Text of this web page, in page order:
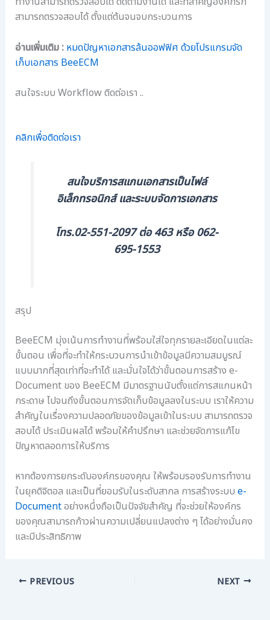
สามารถตรวจสอบได้ ตั้งแต่ต้นจนจบกระบวนการ
อ่านเพิ่มเติม : หมดปัญหาเอกสารล้นออฟฟิศ ด้วยโปรแกรมจัด
เก็บเอกสาร BeeECM
สนใจระบบ Workflow ติดต่อเรา ..
คลิกเพื่อติดต่อเรา
สนใจบริการสแกนเอกสารเป็นไฟล์
อิเล็กทรอนิกส์ และระบบจัดการเอกสาร
โทร.02-551-2097 ต่อ 463 หรือ 062-
695-1553
สรุป
BeeECM มุ่งเน้นการทำงานที่พร้อมใส่ใจทุกรายละเอียดในแต่ละ
ขั้นตอน เพื่อที่จะทำให้กระบวนการนำเข้าข้อมูลมีความสมบูรณ์
แบบมากที่สุดเท่าที่จะทำได้ และมั่นใจได้ว่าขั้นตอนการสร้าง e-
Document ของ BeeECM มีมาตรฐานนับตั้งแต่การสแกนหน้า
กระดาษ ไปจนถึงขั้นตอนการจัดเก็บข้อมูลลงในระบบ เราให้ความ
สำคัญในเรื่องความปลอดภัยของข้อมูลเข้าในระบบ สามารถตรวจ
สอบได้ ประเมินผลได้ พร้อมให้คำปรึกษา และช่วยจัดการแก้ไข
ปัญหาตลอดการให้บริการ
หากต้องการยกระดับองค์กรของคุณ ให้พร้อมรองรับการทำงาน
ในยุคดิจิตอล และเป็นที่ยอมรับในระดับสากล การสร้างระบบ e-
Documentอย่างหนึ่งถือเป็นปัจจัยสำคัญ ที่จะช่วยให้องค์กร
ของคุณสามารถก้าวผ่านความเปลี่ยนแปลงต่าง ๆ ได้อย่างมั่นคง
และมีประสิทธิภาพ
PREVIOUS NEXT